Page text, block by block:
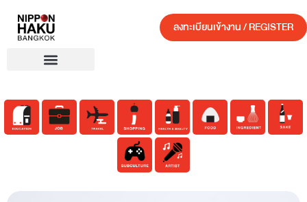
ลงทะเบียนเข้างาน / REGISTER